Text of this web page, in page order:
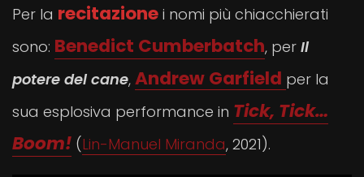
Per la recitazione i nomi più chiacchierati
sono: Benedict Cumberbatch, per Il
potere del cane, Andrew Garfield per la
sua esplosiva performance in Tick, Tick…
Boom! (Lin-Manuel Miranda, 2021).